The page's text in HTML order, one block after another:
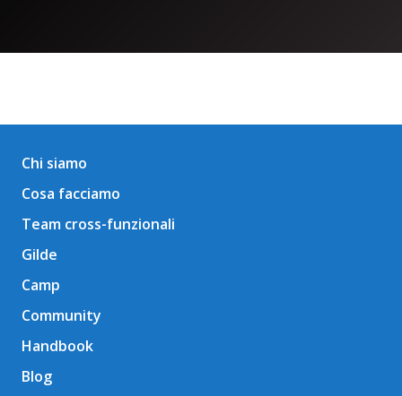
Chi siamo
Cosa facciamo
Team cross-funzionali
Gilde
Camp
Community
Handbook
Blog